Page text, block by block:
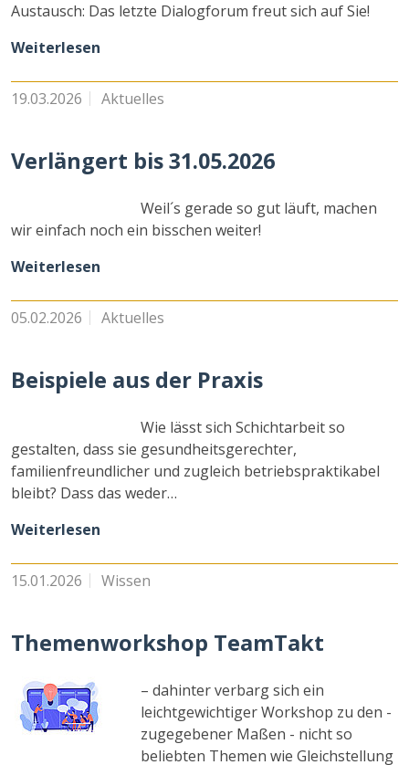
Austausch: Das letzte Dialogforum freut sich auf Sie!
Weiterlesen
19.03.2026 Aktuelles
Verlängert bis 31.05.2026
Weil´s gerade so gut läuft, machen
wir einfach noch ein bisschen weiter!
Weiterlesen
05.02.2026 Aktuelles
Beispiele aus der Praxis
Wie lässt sich Schichtarbeit so
gestalten, dass sie gesundheitsgerechter,
familienfreundlicher und zugleich betriebspraktikabel
bleibt? Dass das weder…
Weiterlesen
15.01.2026 Wissen
Themenworkshop TeamTakt
– dahinter verbarg sich ein
leichtgewichtiger Workshop zu den -
zugegebener Maßen - nicht so
beliebten Themen wie Gleichstellung